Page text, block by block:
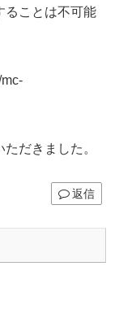
ることは不可能
だきました。
返信